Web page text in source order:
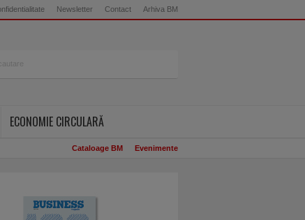
Newsletter Contact Arhiva BM
ECONOMIE CIRCULARĂ
Cataloage BM Evenimente